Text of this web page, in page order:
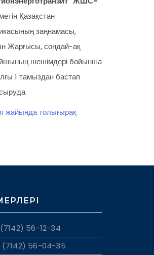
Қазақстан
заңнамасы,
Жарғысы, сондай-ақ
шешімдері бойынша
1 тамыздан бастап
жайында толығырақ
56-12-34
56-04-35